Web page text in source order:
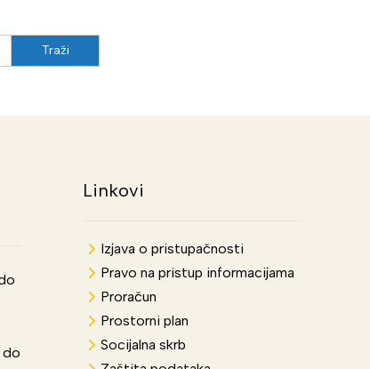
do
Linkovi
Izjava o pristupačnosti
Pravo na pristup informacijama
Proračun
Prostorni plan
Socijalna skrb